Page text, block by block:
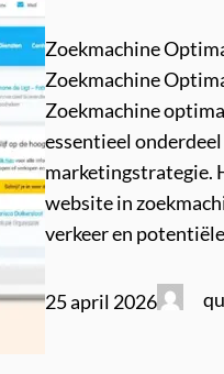
Zoekmachine
Zoekmachine
Zoekmachine
essentieel
marketingstrategie.
website in
verkeer en
25 april 2026